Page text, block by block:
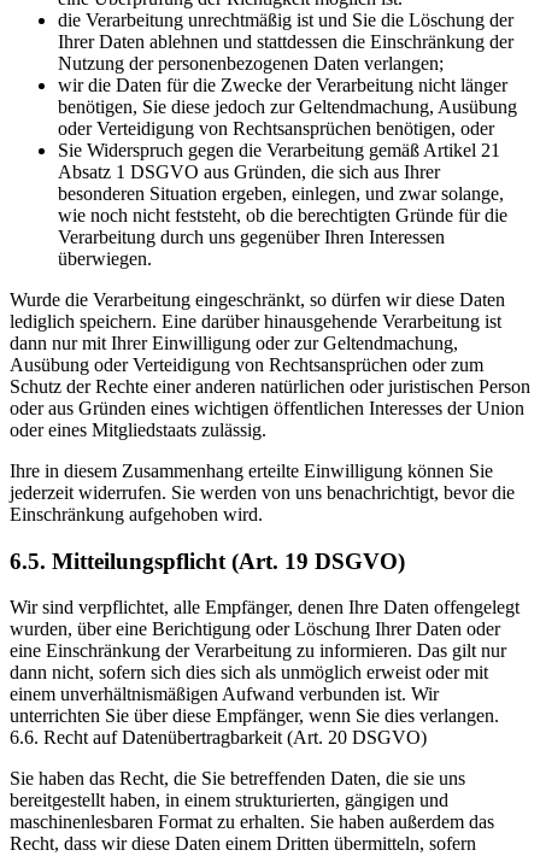
die Verarbeitung unrechtmäßig ist und Sie die Löschung der
Ihrer Daten ablehnen und stattdessen die Einschränkung der
Nutzung der personenbezogenen Daten verlangen;
wir die Daten für die Zwecke der Verarbeitung nicht länger
benötigen, Sie diese jedoch zur Geltendmachung, Ausübung
oder Verteidigung von Rechtsansprüchen benötigen, oder
Sie Widerspruch gegen die Verarbeitung gemäß Artikel 21
Absatz 1 DSGVO aus Gründen, die sich aus Ihrer
besonderen Situation ergeben, einlegen, und zwar solange,
wie noch nicht feststeht, ob die berechtigten Gründe für die
Verarbeitung durch uns gegenüber Ihren Interessen
überwiegen.
Wurde die Verarbeitung eingeschränkt, so dürfen wir diese Daten
lediglich speichern. Eine darüber hinausgehende Verarbeitung ist
dann nur mit Ihrer Einwilligung oder zur Geltendmachung,
Ausübung oder Verteidigung von Rechtsansprüchen oder zum
Schutz der Rechte einer anderen natürlichen oder juristischen Person
oder aus Gründen eines wichtigen öffentlichen Interesses der Union
oder eines Mitgliedstaats zulässig.
Ihre in diesem Zusammenhang erteilte Einwilligung können Sie
jederzeit widerrufen. Sie werden von uns benachrichtigt, bevor die
Einschränkung aufgehoben wird.
6.5. Mitteilungspflicht (Art. 19 DSGVO)
Wir sind verpflichtet, alle Empfänger, denen Ihre Daten offengelegt
wurden, über eine Berichtigung oder Löschung Ihrer Daten oder
eine Einschränkung der Verarbeitung zu informieren. Das gilt nur
dann nicht, sofern sich dies sich als unmöglich erweist oder mit
einem unverhältnismäßigen Aufwand verbunden ist. Wir
unterrichten Sie über diese Empfänger, wenn Sie dies verlangen.
6.6. Recht auf Datenübertragbarkeit (Art. 20 DSGVO)
Sie haben das Recht, die Sie betreffenden Daten, die sie uns
bereitgestellt haben, in einem strukturierten, gängigen und
maschinenlesbaren Format zu erhalten. Sie haben außerdem das
Recht, dass wir diese Daten einem Dritten übermitteln, sofern